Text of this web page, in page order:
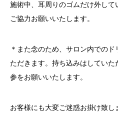
施術中、耳周りのゴムだけ外し
ご協力お願いいたします。
＊また念のため、サロン内での
ただきます。持ち込みはしてい
参をお願いいたします。
お客様にも大変ご迷惑お掛け致